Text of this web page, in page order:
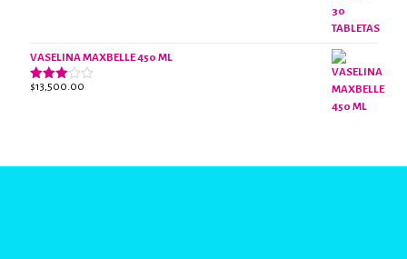
VASELINA MAXBELLE 450 ML
Valorado
$13,500.00